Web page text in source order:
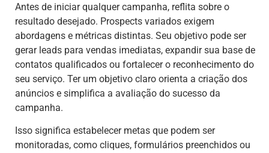
Antes de iniciar qualquer campanha, reflita sobre o
resultado desejado. Prospects variados exigem
abordagens e métricas distintas. Seu objetivo pode ser
gerar leads para vendas imediatas, expandir sua base de
contatos qualificados ou fortalecer o reconhecimento do
seu serviço. Ter um objetivo claro orienta a criação dos
anúncios e simplifica a avaliação do sucesso da
campanha.
Isso significa estabelecer metas que podem ser
monitoradas, como cliques, formulários preenchidos ou